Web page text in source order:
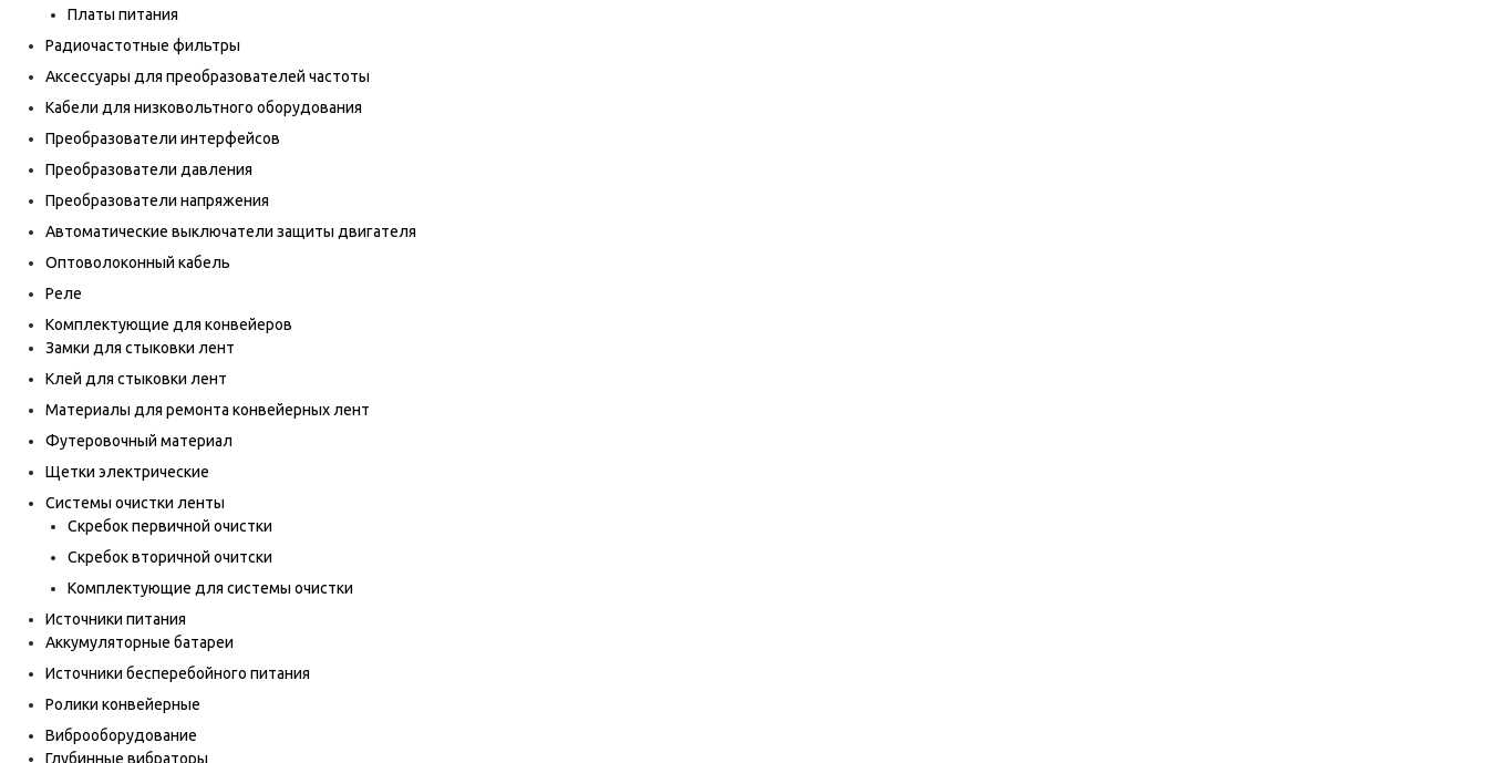
Платы питания
Радиочастотные фильтры
Аксессуары для преобразователей частоты
Кабели для низковольтного оборудования
Преобразователи интерфейсов
Преобразователи давления
Преобразователи напряжения
Автоматические выключатели защиты двигателя
Оптоволоконный кабель
Реле
Комплектующие для конвейеров
Замки для стыковки лент
Клей для стыковки лент
Материалы для ремонта конвейерных лент
Футеровочный материал
Щетки электрические
Системы очистки ленты
Скребок первичной очистки
Скребок вторичной очитски
Комплектующие для системы очистки
Источники питания
Аккумуляторные батареи
Источники бесперебойного питания
Ролики конвейерные
Виброоборудование
Глубинные вибраторы